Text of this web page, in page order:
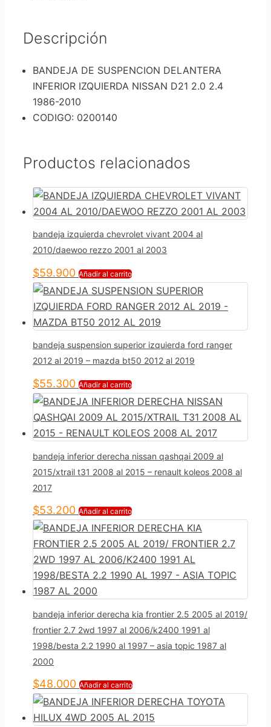
Descripción
BANDEJA DE SUSPENCION DELANTERA
INFERIOR IZQUIERDA NISSAN D21 2.0 2.4
1986-2010
CODIGO: 0200140
Productos relacionados
bandeja izquierda chevrolet vivant 2004 al
2010/daewoo rezzo 2001 al 2003
$59.900 Añadir al carrito
bandeja suspension superior izquierda ford ranger
2012 al 2019 – mazda bt50 2012 al 2019
$55.300 Añadir al carrito
bandeja inferior derecha nissan qashqai 2009 al
2015/xtrail t31 2008 al 2015 – renault koleos 2008 al
2017
$53.200 Añadir al carrito
bandeja inferior derecha kia frontier 2.5 2005 al 2019/
frontier 2.7 2wd 1997 al 2006/k2400 1991 al
1998/besta 2.2 1990 al 1997 – asia topic 1987 al
2000
$48.000 Añadir al carrito